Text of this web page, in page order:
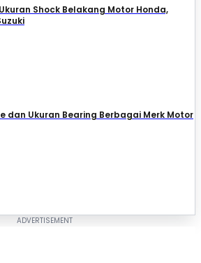
Shock Belakang Motor Honda,
dan Ukuran Bearing Berbagai Merk Motor